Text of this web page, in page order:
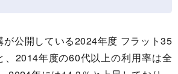
公開している2024年度 フラット35
、2014年度の60代以上の利用率は全